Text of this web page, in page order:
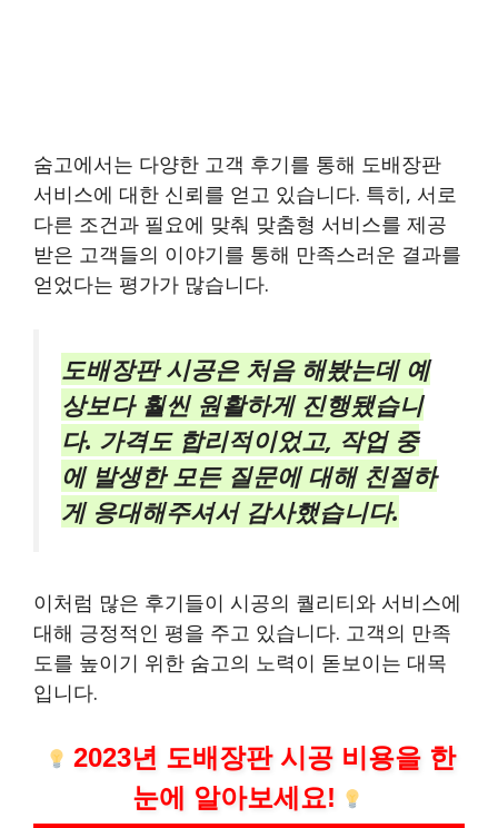
숨고에서는 다양한 고객 후기를 통해 도배장판
서비스에 대한 신뢰를 얻고 있습니다. 특히, 서로
다른 조건과 필요에 맞춰 맞춤형 서비스를 제공
받은 고객들의 이야기를 통해 만족스러운 결과를
얻었다는 평가가 많습니다.
도배장판 시공은 처음 해봤는데 예
상보다 훨씬 원활하게 진행됐습니
다. 가격도 합리적이었고, 작업 중
에 발생한 모든 질문에 대해 친절하
게 응대해주셔서 감사했습니다.
이처럼 많은 후기들이 시공의 퀄리티와 서비스에
대해 긍정적인 평을 주고 있습니다. 고객의 만족
도를 높이기 위한 숨고의 노력이 돋보이는 대목
입니다.
2023년 도배장판 시공 비용을 한
눈에 알아보세요!